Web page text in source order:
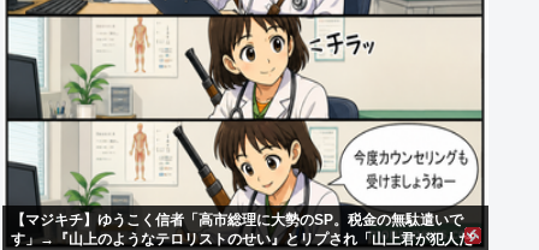
【マジキチ】ゆうこく信者「高市総理に大勢のSP。税金の無駄遣いで
す」→『山上のようなテロリストのせい』とリプされ「山上君が犯人だ